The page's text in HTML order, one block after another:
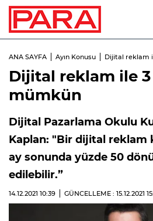
ANA SAYFA Ayın Konusu Dijital reklam
Dijital reklam ile
mümkün
Dijital Pazarlama Okulu
Kaplan: "Bir dijital reklam
ay sonunda yüzde 50
edilebilir.”
14.12.2021 10:39 GÜNCELLEME : 15.12.2021